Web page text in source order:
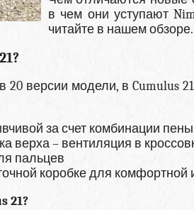
в чем они уступают
читайте в нашем обзоре.
версии модели, в Cumulus
за счет комбинации пены
верха – вентиляция в
пальцев
коробке для комфортной
21?